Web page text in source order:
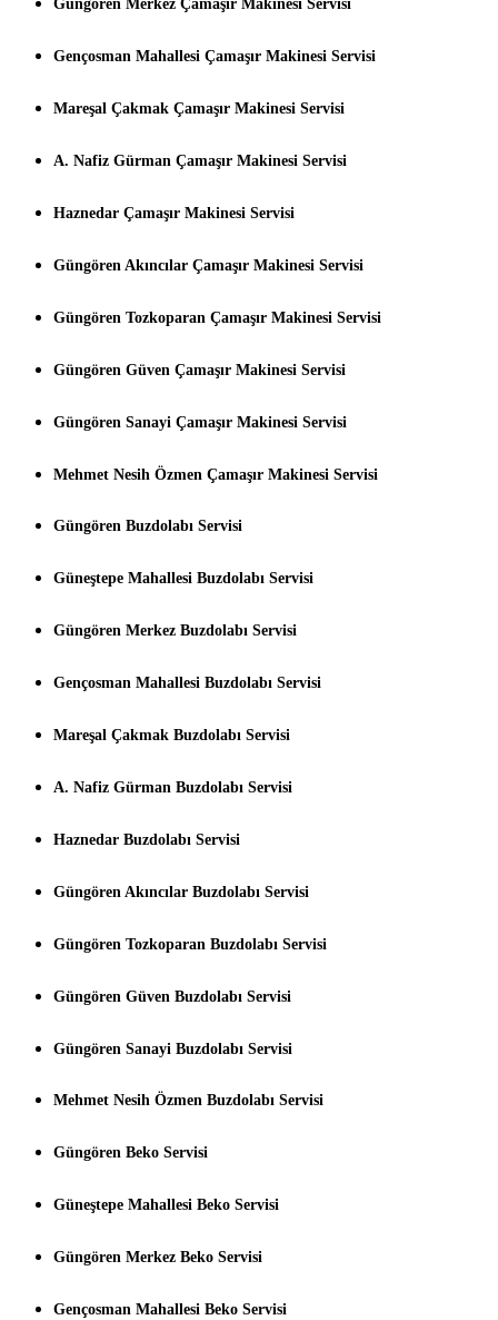
Güngören Merkez Çamaşır Makinesi Servisi
Gençosman Mahallesi Çamaşır Makinesi Servisi
Mareşal Çakmak Çamaşır Makinesi Servisi
A. Nafiz Gürman Çamaşır Makinesi Servisi
Haznedar Çamaşır Makinesi Servisi
Güngören Akıncılar Çamaşır Makinesi Servisi
Güngören Tozkoparan Çamaşır Makinesi Servisi
Güngören Güven Çamaşır Makinesi Servisi
Güngören Sanayi Çamaşır Makinesi Servisi
Mehmet Nesih Özmen Çamaşır Makinesi Servisi
Güngören Buzdolabı Servisi
Güneştepe Mahallesi Buzdolabı Servisi
Güngören Merkez Buzdolabı Servisi
Gençosman Mahallesi Buzdolabı Servisi
Mareşal Çakmak Buzdolabı Servisi
A. Nafiz Gürman Buzdolabı Servisi
Haznedar Buzdolabı Servisi
Güngören Akıncılar Buzdolabı Servisi
Güngören Tozkoparan Buzdolabı Servisi
Güngören Güven Buzdolabı Servisi
Güngören Sanayi Buzdolabı Servisi
Mehmet Nesih Özmen Buzdolabı Servisi
Güngören Beko Servisi
Güneştepe Mahallesi Beko Servisi
Güngören Merkez Beko Servisi
Gençosman Mahallesi Beko Servisi